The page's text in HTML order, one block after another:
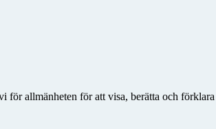
allmänheten för att visa, berätta och